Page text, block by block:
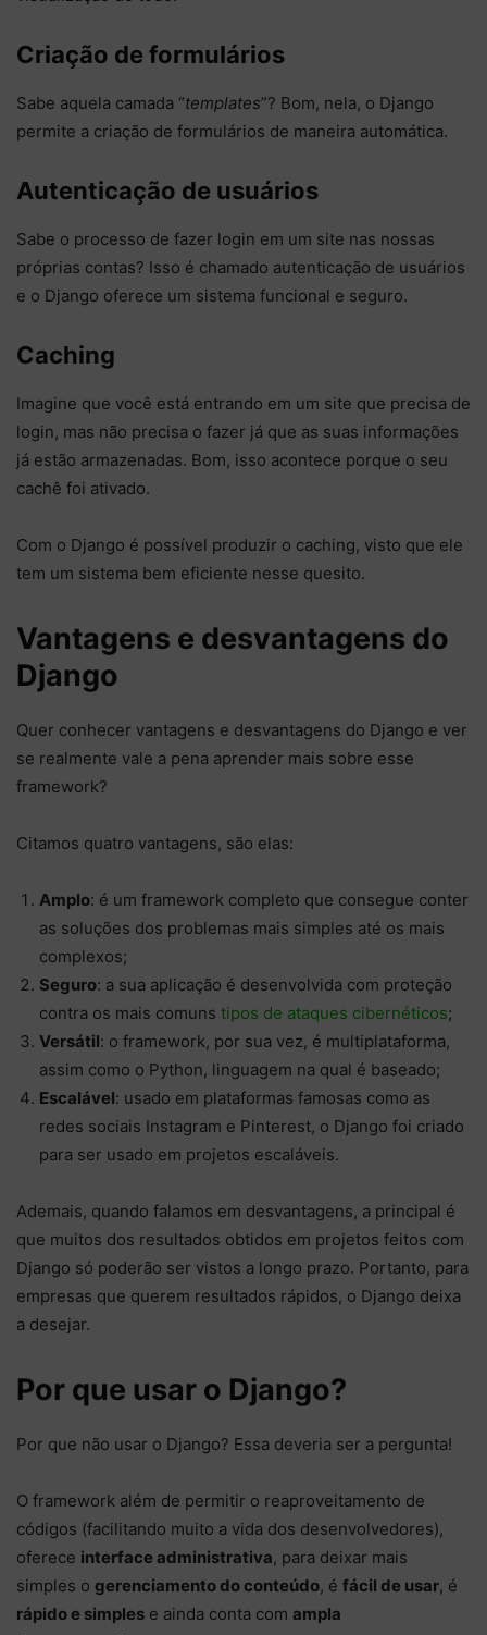
Criação de formulários
Sabe aquela camada “templates”? Bom, nela, o Django
permite a criação de formulários de maneira automática.
Autenticação de usuários
Sabe o processo de fazer login em um site nas nossas
próprias contas? Isso é chamado autenticação de usuários
e o Django oferece um sistema funcional e seguro.
Caching
Imagine que você está entrando em um site que precisa de
login, mas não precisa o fazer já que as suas informações
já estão armazenadas. Bom, isso acontece porque o seu
cachê foi ativado.
Com o Django é possível produzir o caching, visto que ele
tem um sistema bem eficiente nesse quesito.
Vantagens e desvantagens do
Django
Quer conhecer vantagens e desvantagens do Django e ver
se realmente vale a pena aprender mais sobre esse
framework?
Citamos quatro vantagens, são elas:
Amplo: é um framework completo que consegue conter
as soluções dos problemas mais simples até os mais
complexos;
Seguro: a sua aplicação é desenvolvida com proteção
contra os mais comuns tipos de ataques cibernéticos;
Versátil: o framework, por sua vez, é multiplataforma,
assim como o Python, linguagem na qual é baseado;
Escalável: usado em plataformas famosas como as
redes sociais Instagram e Pinterest, o Django foi criado
para ser usado em projetos escaláveis.
Ademais, quando falamos em desvantagens, a principal é
que muitos dos resultados obtidos em projetos feitos com
Django só poderão ser vistos a longo prazo. Portanto, para
empresas que querem resultados rápidos, o Django deixa
a desejar.
Por que usar o Django?
Por que não usar o Django? Essa deveria ser a pergunta!
O framework além de permitir o reaproveitamento de
códigos (facilitando muito a vida dos desenvolvedores),
oferece interface administrativa, para deixar mais
simples o gerenciamento do conteúdo, é fácil de usar, é
rápido e simples e ainda conta com ampla